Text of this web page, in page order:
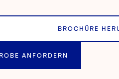
BROCHÜRE
ANFORDERN